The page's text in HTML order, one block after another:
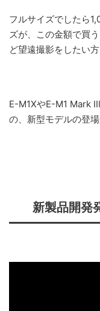
フルサイズでしたら
ズが、この金額で買
ど望遠撮影をしたい
E-M1XやE-M1 Mark
の、新型モデルの登
新製品開発